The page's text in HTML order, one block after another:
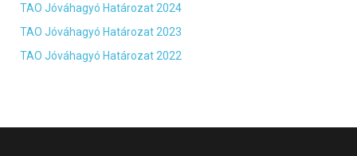
TAO Jóváhagyó Határozat 2024
TAO Jóváhagyó Határozat 2023
TAO Jóváhagyó Határozat 2022